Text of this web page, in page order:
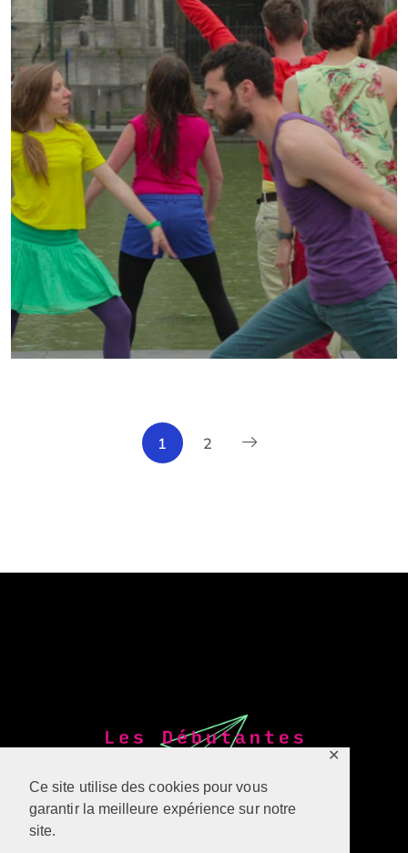
Ce site utilise des cookies pour vous
garantir la meilleure expérience sur notre
site.
✕
INTERPRÈTE
1 2